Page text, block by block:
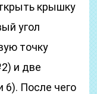
крышку
угол
точку
и две
6). После чего